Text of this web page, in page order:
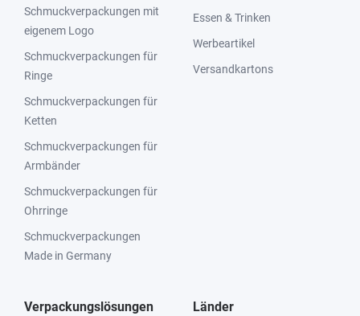
Schmuckverpackungen mit
eigenem Logo
Schmuckverpackungen für
Ringe
Schmuckverpackungen für
Ketten
Schmuckverpackungen für
Armbänder
Schmuckverpackungen für
Ohrringe
Schmuckverpackungen
Made in Germany
Essen & Trinken
Werbeartikel
Versandkartons
Verpackungslösungen Länder